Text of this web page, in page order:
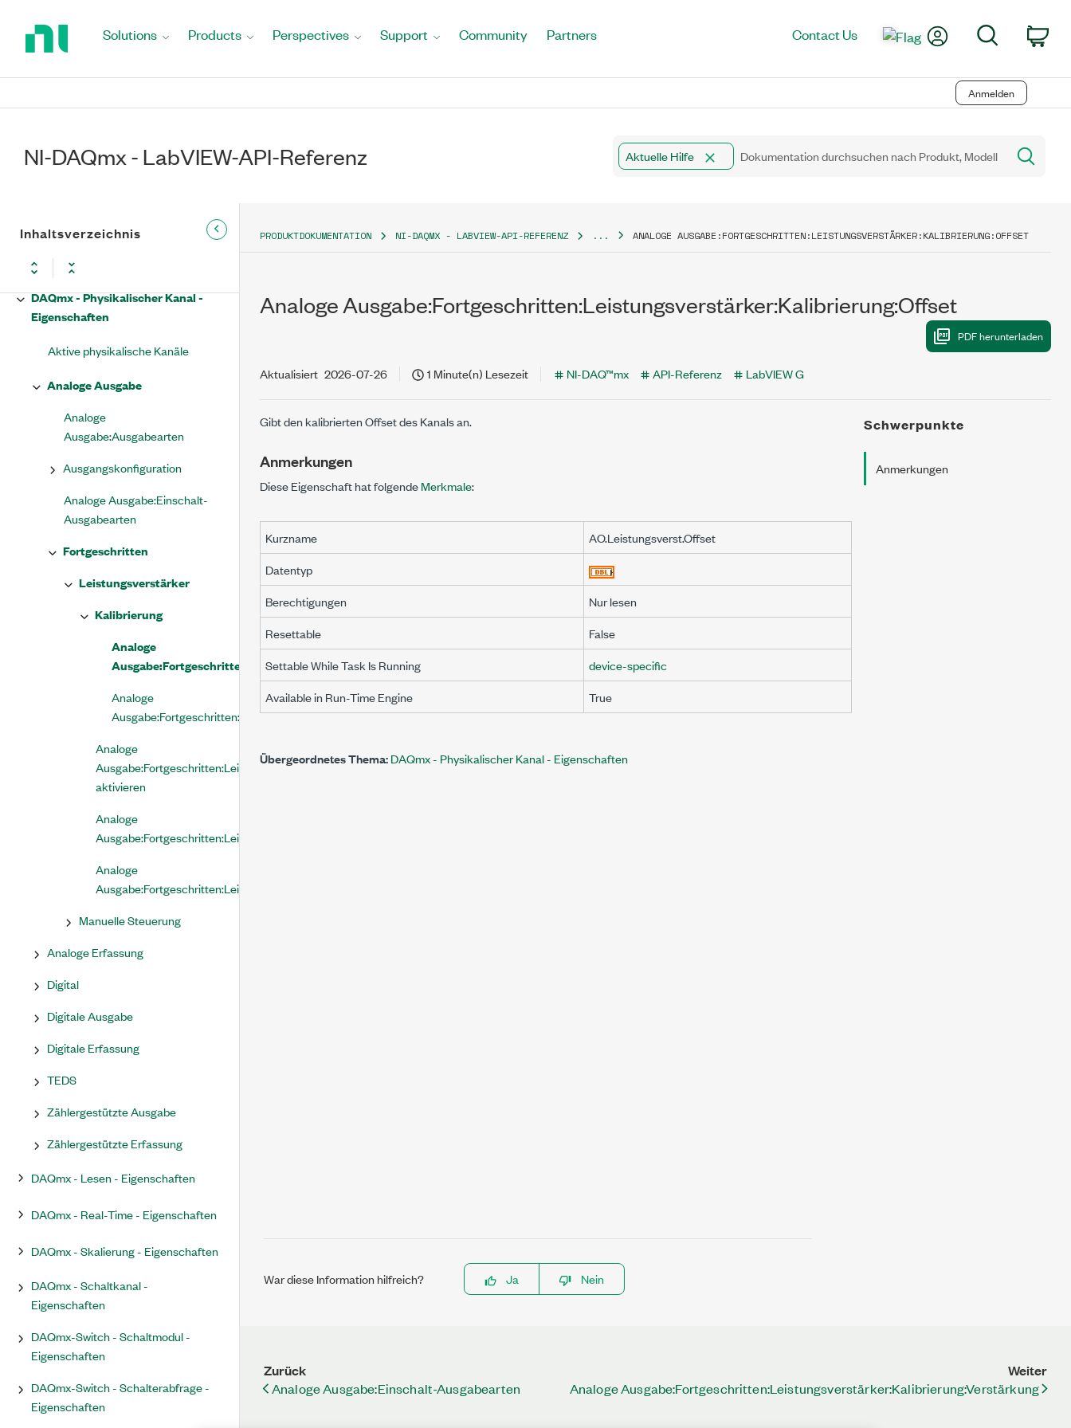
Solutions Products Perspectives Support Community Partners Contact Us My AccountSearch
Anmelden
NI-DAQmx - LabVIEW-API-Referenz Aktuelle Hilfe
Inhaltsverzeichnis
DAQmx - Kanal - Eigenschaften
Eigenschaften
Eigenschaften
Eigenschaften
DAQmx - Physikalischer Kanal -
Eigenschaften
Aktive physikalische Kanäle
Analoge Ausgabe
Analoge
Ausgabe:Ausgabearten
Ausgangskonfiguration
Analoge Ausgabe:Einschalt-
Ausgabearten
Fortgeschritten
Leistungsverstärker
Kalibrierung
Analoge
Ausgabe:Fortgeschritten:Leistungsverstärker:Kalibrierung:Offset
Analoge
Ausgabe:Fortgeschritten:Leistungsverstärker:Kalibrierung:Verstärkung
Analoge
Ausgabe:Fortgeschritten:Leistungsverstärker:Kanal
aktivieren
Analoge
Ausgabe:Fortgeschritten:Leistungsverstärker:Skalierungskoeffizienten
Analoge
Ausgabe:Fortgeschritten:Leistungsverstärker:Überstrom
Manuelle Steuerung
Analoge Erfassung
Digital
Digitale Ausgabe
Digitale Erfassung
TEDS
Zählergestützte Ausgabe
Zählergestützte Erfassung
DAQmx - Lesen - Eigenschaften
DAQmx - Real-Time - Eigenschaften
DAQmx - Skalierung - Eigenschaften
DAQmx - Schaltkanal -
Eigenschaften
DAQmx-Switch - Schaltmodul -
Eigenschaften
DAQmx-Switch - Schalterabfrage -
Eigenschaften
PRODUKTDOKUMENTATION NI-DAQMX - LABVIEW-API-REFERENZ ... ANALOGE AUSGABE:FORTGESCHRITTEN:LEISTUNGSVERSTÄRKER:KALIBRIERUNG:OFFSET
Analoge Ausgabe:Fortgeschritten:Leistungsverstärker:Kalibrierung:Offset
Aktualisiert 2026-07-26 1 Minute(n) Lesezeit NI-DAQ™mx API-Referenz LabVIEW G
Gibt den kalibrierten Offset des Kanals an.
Anmerkungen
Diese Eigenschaft hat folgendeMerkmale:
Kurzname
AO.Leistungsverst.Offset
Datentyp
Berechtigungen
Nur lesen
Resettable
False
Settable While Task Is Running
device-specific
Available in Run-Time Engine
True
Übergeordnetes Thema:DAQmx - Physikalischer Kanal - Eigenschaften
Schwerpunkte
Anmerkungen
War diese Information hilfreich? Ja Nein
Zurück
Analoge Ausgabe:Einschalt-Ausgabearten
Weiter
Analoge Ausgabe:Fortgeschritten:Leistungsverstärker:Kalibrierung:Verstärkung